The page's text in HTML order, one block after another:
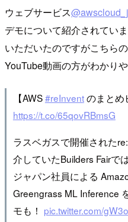
ウェブサービス
デモについて紹介されてい
いただいたのですがこちら
YouTube動画の方がわかり
【AWS#reInventのまとめ
https://t.co/65qovRBmsG
ラスベガスで開催された
介していたBuilders Fairで
ジャパン社員による
Greengrass ML Inference
モも！ pic.twitter.com/